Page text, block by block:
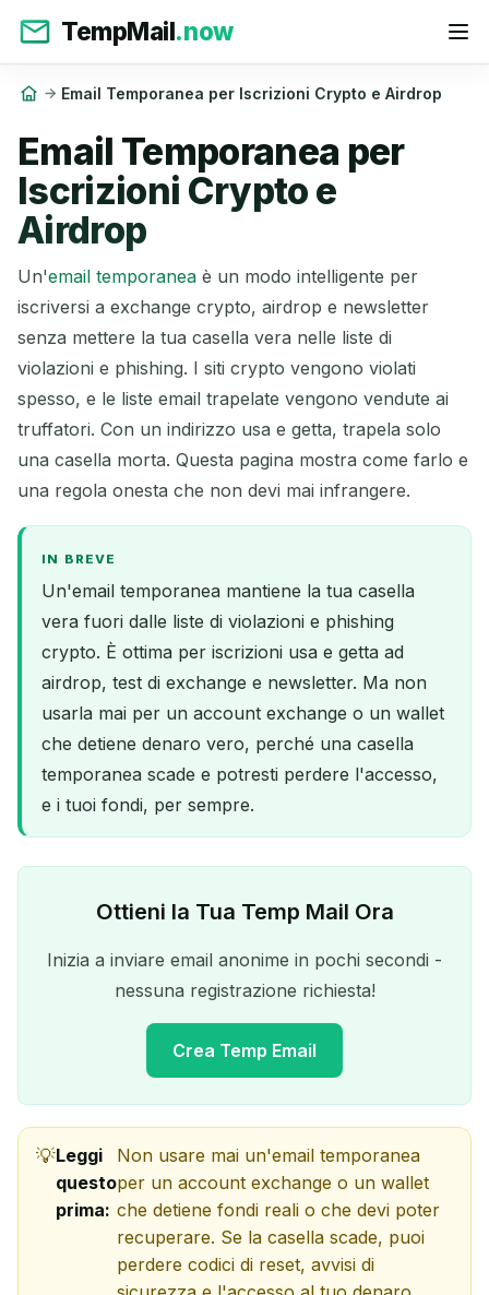
TempMail.now
Email Temporanea per Iscrizioni Crypto e Airdrop
Email Temporanea per
Iscrizioni Crypto e
Airdrop
Un'email temporanea è un modo intelligente per
iscriversi a exchange crypto, airdrop e newsletter
senza mettere la tua casella vera nelle liste di
violazioni e phishing. I siti crypto vengono violati
spesso, e le liste email trapelate vengono vendute ai
truffatori. Con un indirizzo usa e getta, trapela solo
una casella morta. Questa pagina mostra come farlo e
una regola onesta che non devi mai infrangere.
IN BREVE
Un'email temporanea mantiene la tua casella
vera fuori dalle liste di violazioni e phishing
crypto. È ottima per iscrizioni usa e getta ad
airdrop, test di exchange e newsletter. Ma non
usarla mai per un account exchange o un wallet
che detiene denaro vero, perché una casella
temporanea scade e potresti perdere l'accesso,
e i tuoi fondi, per sempre.
Ottieni la Tua Temp Mail Ora
Inizia a inviare email anonime in pochi secondi -
nessuna registrazione richiesta!
Crea Temp Email
Il tuo indirizzo email
temporaneo:
Leggi
questo
prima:
Non usare mai un'email temporanea
per un account exchange o un wallet
che detiene fondi reali o che devi poter
recuperare. Se la casella scade, puoi
perdere codici di reset, avvisi di